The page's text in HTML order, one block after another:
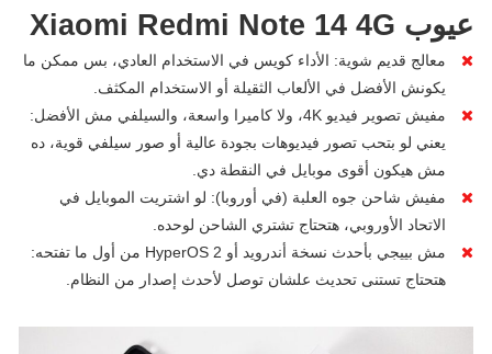
عيوب Xiaomi Redmi Note 14 4G
معالج قديم شوية: الأداء كويس في الاستخدام العادي، بس ممكن ما
يكونش الأفضل في الألعاب الثقيلة أو الاستخدام المكثف.
مفيش تصوير فيديو 4K، ولا كاميرا واسعة، والسيلفي مش الأفضل:
يعني لو بتحب تصور فيديوهات بجودة عالية أو صور سيلفي قوية، ده
مش هيكون أقوى موبايل في النقطة دي.
مفيش شاحن جوه العلبة (في أوروبا): لو اشتريت الموبايل في
الاتحاد الأوروبي، هتحتاج تشتري الشاحن لوحده.
مش بييجي بأحدث نسخة أندرويد أو HyperOS 2 من أول ما تفتحه:
هتحتاج تستنى تحديث علشان توصل لأحدث إصدار من النظام.